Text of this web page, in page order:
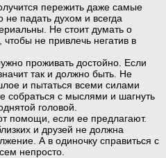
пережить даже самые
падать духом и всегда
Не стоит думать о
чтобы не привлечь негатив в
проживать достойно. Если
так и должно быть. Не
и пытаться всеми силами
собраться с мыслями и шагнуть
головой.
помощи, если ее предлагают.
и друзей не должна
А в одиночку справиться с
непросто.